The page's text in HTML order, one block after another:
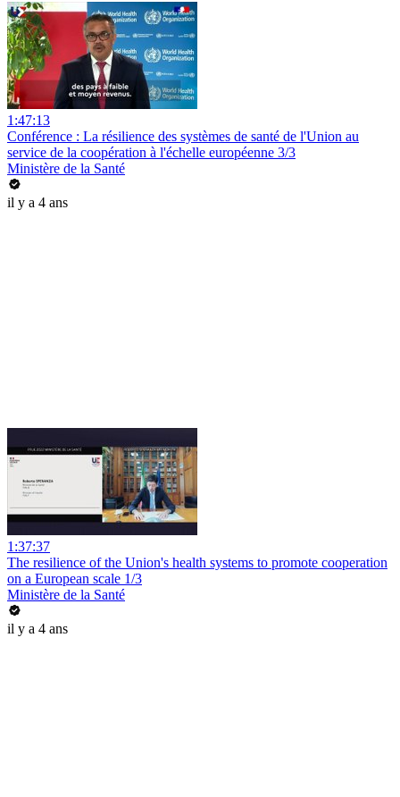
1:47:13
Conférence : La résilience des systèmes de santé de l'Union au
service de la coopération à l'échelle européenne 3/3
Ministère de la Santé
il y a 4 ans
1:37:37
The resilience of the Union's health systems to promote cooperation
on a European scale 1/3
Ministère de la Santé
il y a 4 ans